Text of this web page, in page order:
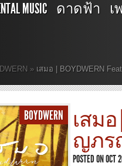
MUSIC ดาดฟ้า เ
» เสมอ | BOYDWERN
BOYDWERN
เสมอ |
ญภ
POSTED ON